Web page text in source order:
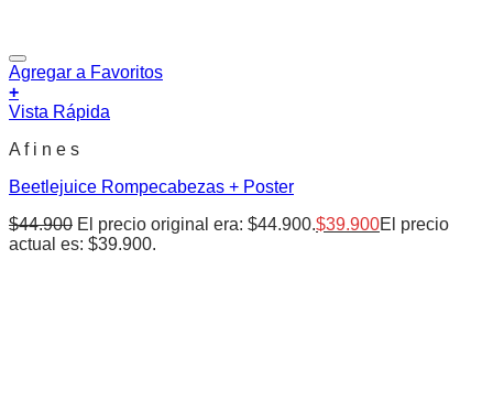
Agregar a Favoritos
+
Vista Rápida
A f i n e s
Beetlejuice Rompecabezas + Poster
$44.900 El precio original era: $44.900.$39.900El precio
actual es: $39.900.